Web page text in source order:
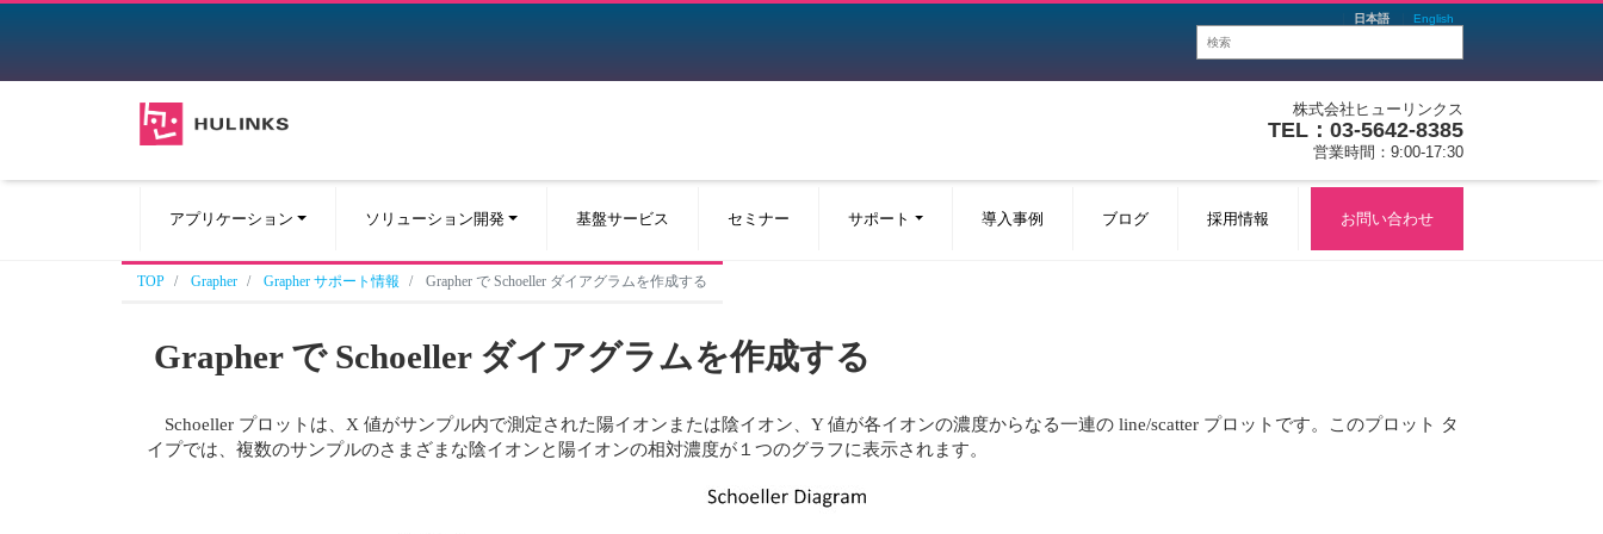
日本語 English
株式会社ヒューリンクス
TEL：03-5642-8385
営業時間：9:00-17:30
アプリケーション ソリューション開発 基盤サービス セミナー サポート 導入事例 ブログ 採用情報 お問い合わせ
TOP Grapher Grapher サポート情報 Grapher で Schoeller ダイアグラムを作成する
Grapher で Schoeller ダイアグラムを作成する
Schoeller プロットは、X 値がサンプル内で測定された陽イオンまたは陰イオン、Y 値が各イオンの濃度からなる一連の line/scatter プロットです。このプロット タ
イプでは、複数のサンプルのさまざまな陰イオンと陽イオンの相対濃度が１つのグラフに表示されます。